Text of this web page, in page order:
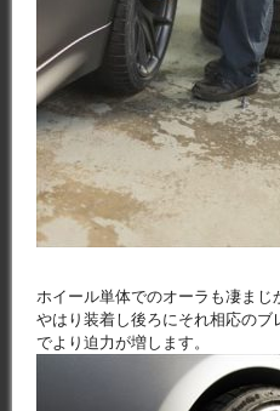
ホイール単体でのオーラも凄ま
やはり装着し後ろにそれ相応のブ
でより迫力が増します。